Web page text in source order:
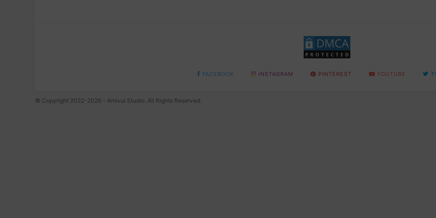
FACEBOOK INSTAGRAM PINTEREST YOUTUBE
© Copyright 2022-2026 - Amivui Studio. All Rights Reserved.